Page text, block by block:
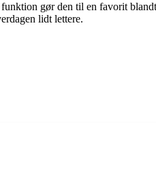
gør den til en favorit
lidt lettere.